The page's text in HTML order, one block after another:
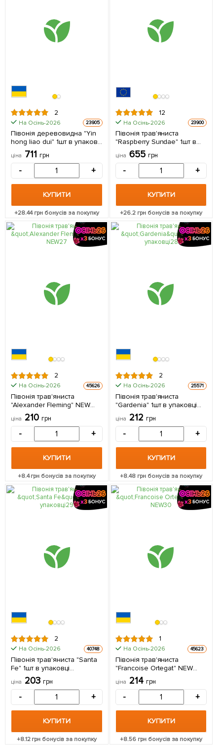
2
На Осінь-2026 23905
Півонія деревовидна "Yin
hong liao dui" 1шт в упаковці
(Кореневище)
ціна 711 грн
- +
КУПИТИ
+28.44грн бонусів за покупку
12
На Осінь-2026 23900
Півонія трав'яниста
"Raspberry Sundae" 1шт в
упаковці (Кореневище)
ціна 655 грн
- +
КУПИТИ
+26.2 грн бонусів за покупку
2
На Осінь-2026 45626
Півонія трав'яниста
"Alexander Fleming" NEW
(Кореневище) 1 шт в
упаковці
ціна 210 грн
- +
КУПИТИ
+8.4грн бонусів за покупку
2
На Осінь-2026 25571
Півонія трав'яниста
"Gardenia" 1шт в упаковці
(Кореневище)
ціна 212 грн
- +
КУПИТИ
+8.48 грн бонусів за покупку
2
На Осінь-2026 40748
Півонія трав'яниста "Santa
Fe" 1шт в упаковці
(Кореневище)
ціна 203 грн
- +
КУПИТИ
+8.12грн бонусів за покупку
1
На Осінь-2026 45623
Півонія трав'яниста
"Francoise Ortegat" NEW
(Кореневище) 1 шт в
упаковці
ціна 214 грн
- +
КУПИТИ
+8.56грн бонусів за покупку